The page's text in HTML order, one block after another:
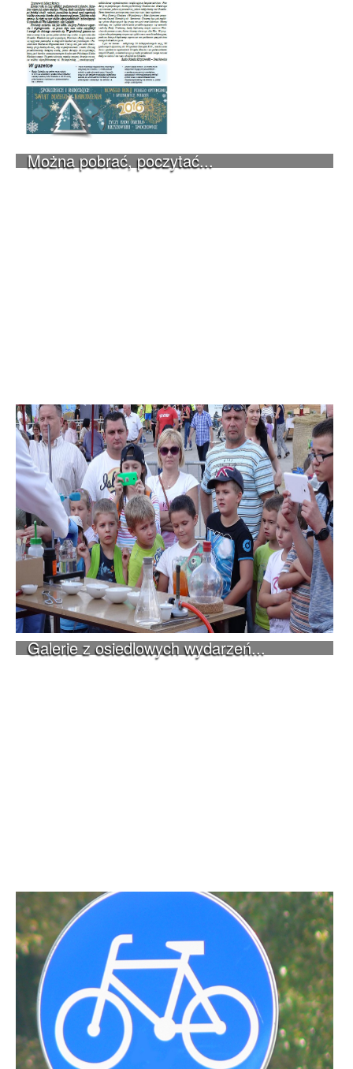
Można pobrać, poczytać...
Galerie z osiedlowych wydarzeń...